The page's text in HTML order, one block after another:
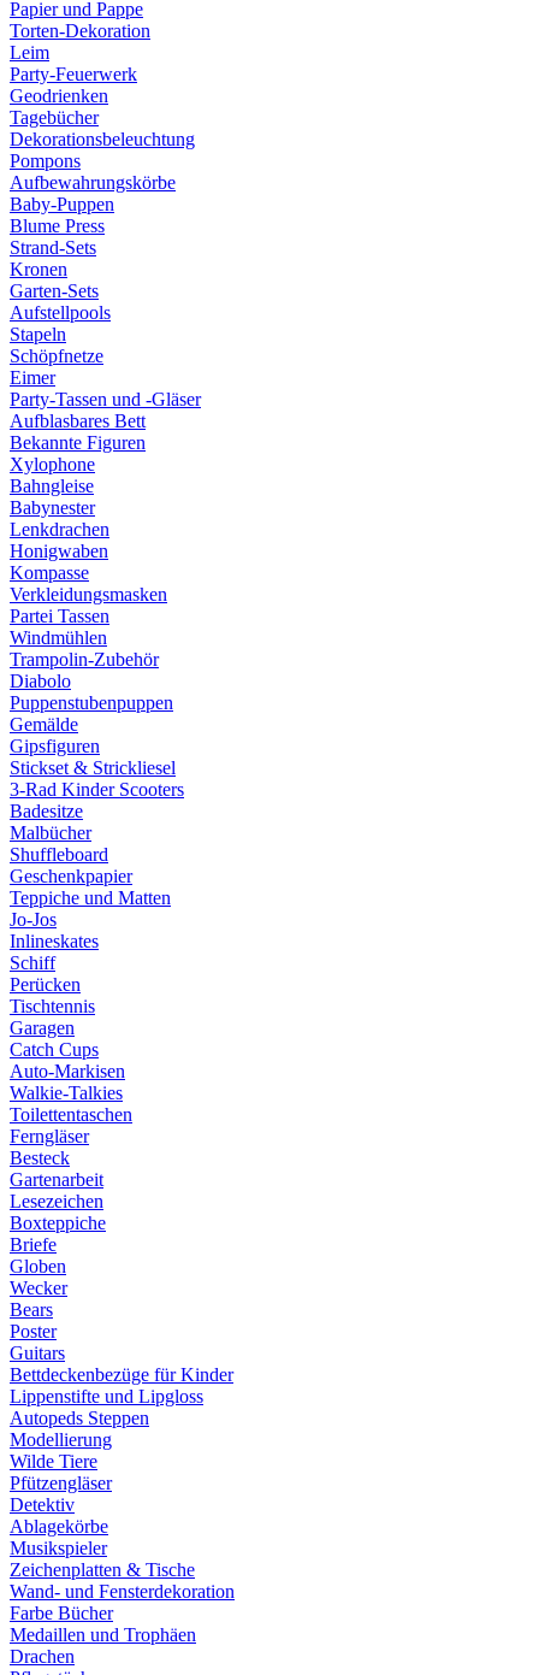
Papier und Pappe
Torten-Dekoration
Leim
Party-Feuerwerk
Geodrienken
Tagebücher
Dekorationsbeleuchtung
Pompons
Aufbewahrungskörbe
Baby-Puppen
Blume Press
Strand-Sets
Kronen
Garten-Sets
Aufstellpools
Stapeln
Schöpfnetze
Eimer
Party-Tassen und -Gläser
Aufblasbares Bett
Bekannte Figuren
Xylophone
Bahngleise
Babynester
Lenkdrachen
Honigwaben
Kompasse
Verkleidungsmasken
Partei Tassen
Windmühlen
Trampolin-Zubehör
Diabolo
Puppenstubenpuppen
Gemälde
Gipsfiguren
Stickset & Strickliesel
3-Rad Kinder Scooters
Badesitze
Malbücher
Shuffleboard
Geschenkpapier
Teppiche und Matten
Jo-Jos
Inlineskates
Schiff
Perücken
Tischtennis
Garagen
Catch Cups
Auto-Markisen
Walkie-Talkies
Toilettentaschen
Ferngläser
Besteck
Gartenarbeit
Lesezeichen
Boxteppiche
Briefe
Globen
Wecker
Bears
Poster
Guitars
Bettdeckenbezüge für Kinder
Lippenstifte und Lipgloss
Autopeds Steppen
Modellierung
Wilde Tiere
Pfützengläser
Detektiv
Ablagekörbe
Musikspieler
Zeichenplatten & Tische
Wand- und Fensterdekoration
Farbe Bücher
Medaillen und Trophäen
Drachen